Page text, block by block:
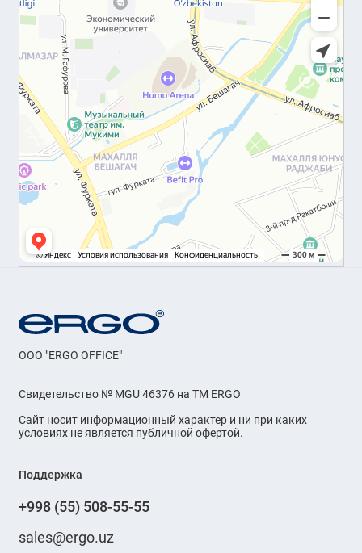
OOO "ERGO OFFICE"
Свидетельство № MGU 46376 на ТМ ERGO
Сайт носит информационный характер и ни при каких
условиях не является публичной офертой.
Поддержка
+998 (55) 508-55-55
sales@ergo.uz